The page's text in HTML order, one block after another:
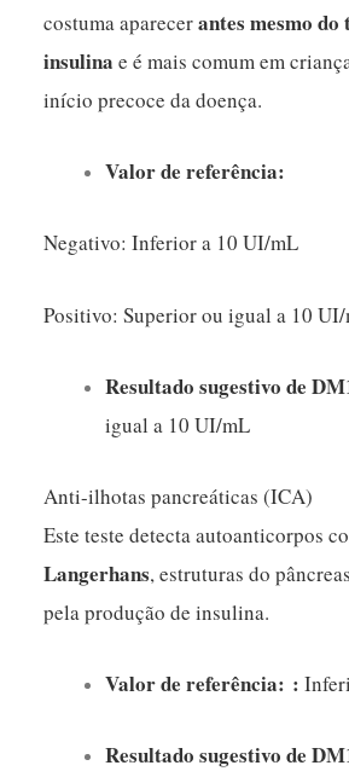
costuma aparecerantes mesmo
insulina e é mais comum em
início precoce da doença.
Valor de referência:
Negativo: Inferior a 10 UI/mL
Positivo: Superior ou igual a 10
Resultado sugestivo de
igual a 10 UI/mL
Anti-ilhotas pancreáticas (ICA)
Este teste detecta autoanticorpos
Langerhans, estruturas do
pela produção de insulina.
Valor de referência: :
Resultado sugestivo de